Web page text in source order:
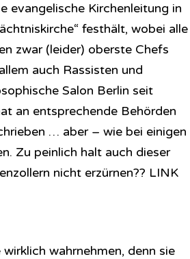
evangelische Kirchenleitung in
festhält, wobei alle
zwar (leider) oberste Chefs
auch Rassisten und
Salon Berlin seit
an entsprechende Behörden
… aber – wie bei einigen
Zu peinlich halt auch dieser
nicht erzürnen?? LINK
wahrnehmen, denn sie